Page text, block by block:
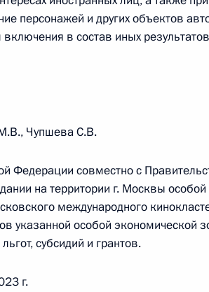
Арзамаса
экономического
персонажей и других объектов
в состав иных
Чупшева С.В.
Федерации совместно с
на территории г. Москвы
международного
указанной особой экономической
субсидий и грантов.
г.